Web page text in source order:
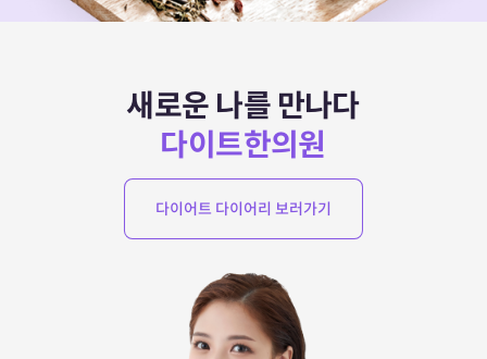
새로운 나를 만나다
다이트한의원
다이어트 다이어리 보러가기